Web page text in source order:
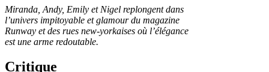
Miranda, Andy, Emily et Nigel replongent dans
l’univers impitoyable et glamour du magazine
Runway et des rues new-yorkaises où l’élégance
est une arme redoutable.
Critique